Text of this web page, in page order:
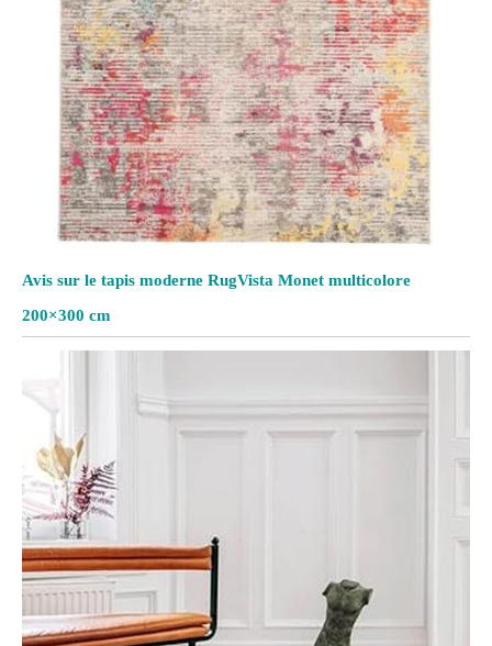
Avis sur le tapis moderne RugVista Monet multicolore
200×300 cm